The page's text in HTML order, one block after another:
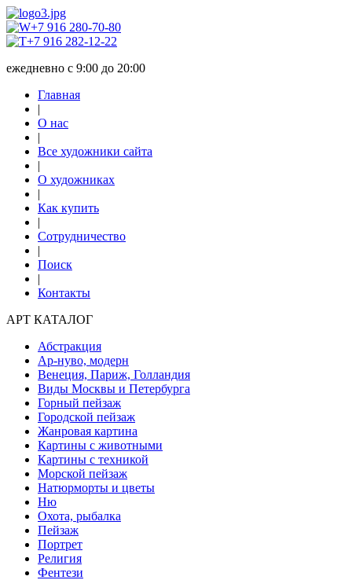
+7 916 280-70-80
+7 916 282-12-22
ежедневно с 9:00 до 20:00
Главная
|
О нас
|
Все художники сайта
|
О художниках
|
Как купить
|
Сотрудничество
|
Поиск
|
Контакты
АРТ КАТАЛОГ
Абстракция
Ар-нуво, модерн
Венеция, Париж, Голландия
Виды Москвы и Петербурга
Горный пейзаж
Городской пейзаж
Жанровая картина
Картины с животными
Картины с техникой
Морской пейзаж
Натюрморты и цветы
Ню
Охота, рыбалка
Пейзаж
Портрет
Религия
Фентези